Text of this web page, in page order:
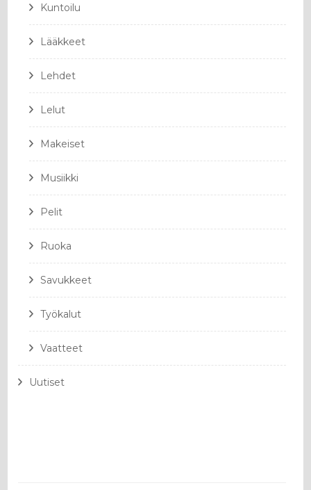
Kuntoilu
Lääkkeet
Lehdet
Lelut
Makeiset
Musiikki
Pelit
Ruoka
Savukkeet
Työkalut
Vaatteet
Uutiset